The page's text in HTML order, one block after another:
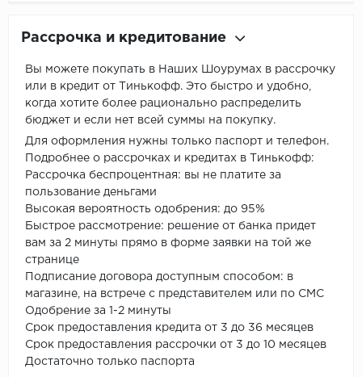
Рассрочка и кредитование
Вы можете покупать в Наших Шоурумах в рассрочку
или в кредит от Тинькофф. Это быстро и удобно,
когда хотите более рационально распределить
бюджет и если нет всей суммы на покупку.
Для оформления нужны только паспорт и телефон.
Подробнее о рассрочках и кредитах в Тинькофф:
Рассрочка беспроцентная: вы не платите за
пользование деньгами
Высокая вероятность одобрения: до 95%
Быстрое рассмотрение: решение от банка придет
вам за 2 минуты прямо в форме заявки на той же
странице
Подписание договора доступным способом: в
магазине, на встрече с представителем или по СМС
Одобрение за 1-2 минуты
Срок предоставления кредита от 3 до 36 месяцев
Срок предоставления рассрочки от 3 до 10 месяцев
Достаточно только паспорта